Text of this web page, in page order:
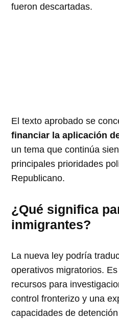
fueron descartadas.
El texto aprobado se
financiar la aplicación
un tema que continúa
principales prioridades
Republicano.
¿Qué significa
inmigrantes?
La nueva ley podría
operativos migratorios.
recursos para
control fronterizo y una
capacidades de